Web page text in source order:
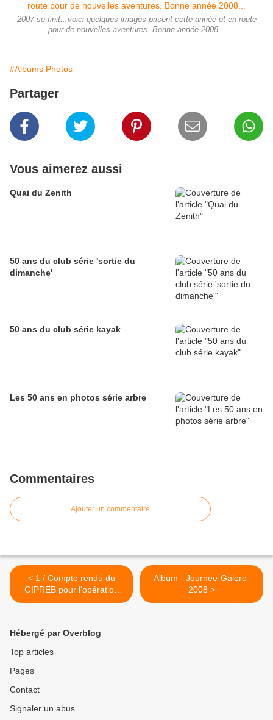
2007 se finit...voici quelques images prisent cette année et en route
pour de nouvelles aventures. Bonne année 2008...
#Albums Photos
Partager
Vous aimerez aussi
Quai du Zenith
50 ans du club série 'sortie du
dimanche'
50 ans du club série kayak
Les 50 ans en photos série arbre
Commentaires
Ajouter un commentaire
< 1 / Compte rendu du
GIPREB pour l'opération
'Ports Propres'
Album - Journee-Galere-
2008 >
Hébergé par Overblog
Top articles
Pages
Contact
Signaler un abus